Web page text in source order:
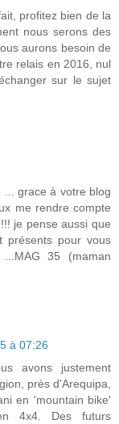
profitez bien de la
nous serons des
aurons besoin de
relais en 2016, nul
sur le sujet
... grace à votre blog
me rendre compte
je pense aussi que
présents pour vous
35 (maman
à 07:26
avons justement
près d'Arequipa,
en 'mountain bike'
4x4. Des futurs